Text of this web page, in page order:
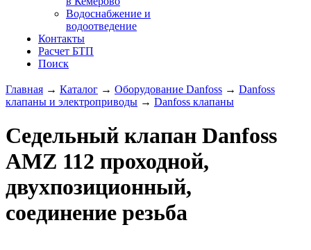
Водоснабжение и
водоотведение
Контакты
Расчет БТП
Поиск
Главная → Каталог → Оборудование Danfoss → Danfoss
клапаны и электроприводы → Danfoss клапаны
Седельный клапан Danfoss
AMZ 112 проходной,
двухпозиционный,
соединение резьба